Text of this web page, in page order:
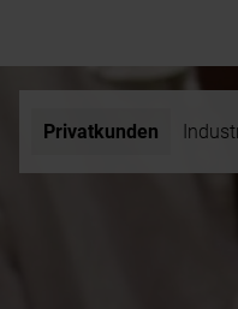
Privatkunden